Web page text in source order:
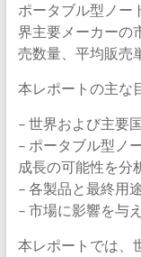
ポータブル型ノー
界主要メーカーの
売数量、平均販売
本レポートの主な
– 世界および主要
– ポータブル型ノ
成長の可能性を分
– 各製品と最終用
– 市場に影響を与
本レポートでは、